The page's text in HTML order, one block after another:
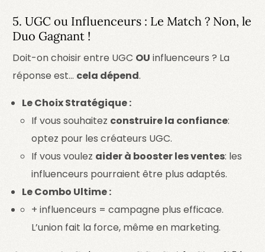
5. UGC ou Influenceurs : Le Match ? Non, le
Duo Gagnant !
Doit-on choisir entre UGC OU influenceurs ? La
réponse est… cela dépend.
Le Choix Stratégique :
If vous souhaitez construire la confiance:
optez pour les créateurs UGC.
If vous voulez aider à booster les ventes: les
influenceurs pourraient être plus adaptés.
Le Combo Ultime :
+ influenceurs = campagne plus efficace.
L’union fait la force, même en marketing.